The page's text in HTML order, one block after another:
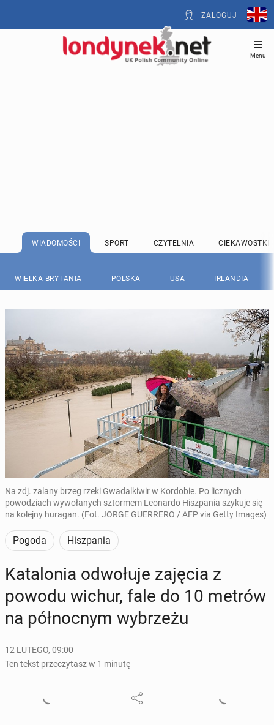
ZALOGUJ
Menu
WIADOMOŚCI SPORT CZYTELNIA CIEKAWOSTKI
WIELKA BRYTANIA POLSKA USA IRLANDIA
Na zdj. zalany brzeg rzeki Gwadalkiwir w Kordobie. Po licznych
powodziach wywołanych sztormem Leonardo Hiszpania szykuje się
na kolejny huragan. (Fot. JORGE GUERRERO / AFP via Getty Images)
Pogoda Hiszpania
Ka­ta­lo­nia od­wo­łu­je zajęcia z
powodu wichur, fale do 10 metrów
na pół­noc­nym wy­brze­żu
12 LUTEGO, 09:00
Ten tekst przeczytasz w 1 minutę